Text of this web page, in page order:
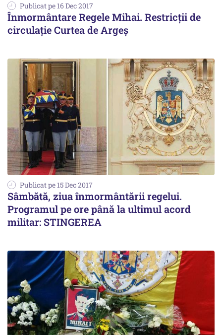
Publicat pe 16 Dec 2017
Înmormântare Regele Mihai. Restricţii de
circulaţie Curtea de Argeş
Publicat pe 15 Dec 2017
Sâmbătă, ziua înmormântării regelui.
Programul pe ore până la ultimul acord
militar: STINGEREA